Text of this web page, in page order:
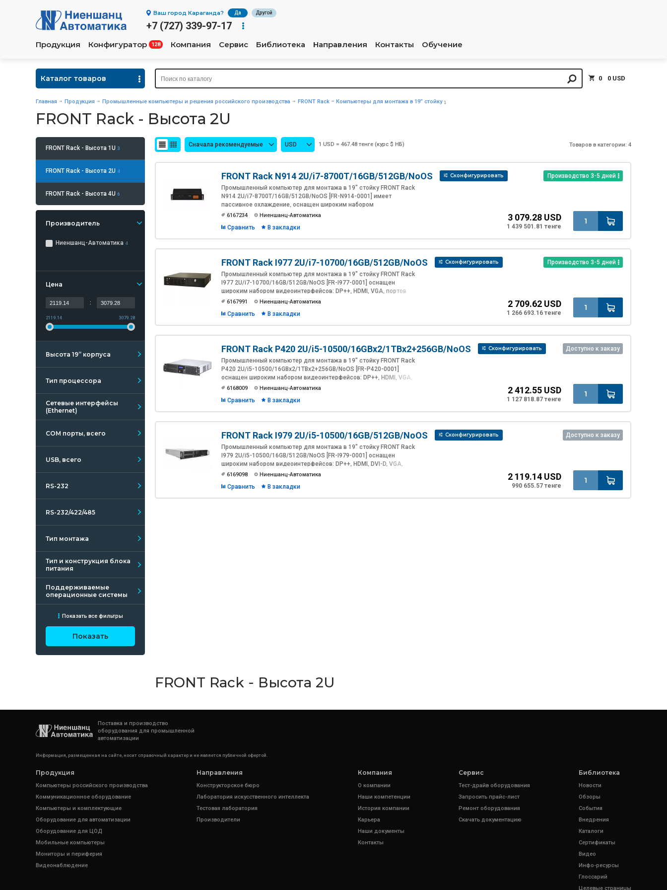
Ваш город Караганда? Да Другой
+7 (727) 339-97-17
Продукция Конфигуратор 128 Компания Сервис Библиотека Направления Контакты Обучение
Каталог товаров 0 0 USD
Главная Продукция Промышленные компьютеры и решения российского производства FRONT Rack – Компьютеры для монтажа в 19” стойку
FRONT Rack - Высота 2U
FRONT Rack - Высота 1U 3
FRONT Rack - Высота 2U 4
FRONT Rack - Высота 4U 6
Производитель
Ниеншанц-Автоматика 4
Цена
:
2119.14 3079.28
Высота 19” корпуса
Тип процессора
Сетевые интерфейсы
(Ethernet)
COM порты, всего
USB, всего
RS-232
RS-232/422/485
Тип монтажа
Тип и конструкция блока
питания
Поддерживаемые
операционные системы
Показать все фильтры
Показать
Сначала рекомендуемые USD 1 USD = 467.48 тенге (курс $ НБ) Товаров в категории: 4
Производство 3-5 дней
FRONT Rack N914 2U/i7-8700T/16GB/512GB/NoOS Сконфигурировать
Промышленный компьютер для монтажа в 19" стойку FRONT Rack
N914 2U/i7-8700T/16GB/512GB/NoOS [FR-N914-0001] имеет
пассивное охлаждение, оснащен широким набором
видеоинтерфейсов: HDMI, DVI-D, VGA и портов ввода/вывода: LAN,
доступ к накопителям, работа от -20°C.
6167234 Ниеншанц-Автоматика
Сравнить В закладки
3 079.28 USD
1 439 501.81 тенге
Производство 3-5 дней
FRONT Rack I977 2U/i7-10700/16GB/512GB/NoOS Сконфигурировать
Промышленный компьютер для монтажа в 19" стойку FRONT Rack
I977 2U/i7-10700/16GB/512GB/NoOS [FR-I977-0001] оснащен
широким набором видеоинтерфейсов: DP++, HDMI, VGA, портов
ввода/вывода: LAN, COM, USB, PS/2, Audio и слотов под
замком, обеспечивает внешний доступ к накопителям и
элементам управления.
6167991 Ниеншанц-Автоматика
Сравнить В закладки
2 709.62 USD
1 266 693.16 тенге
Доступно к заказу
FRONT Rack P420 2U/i5-10500/16GBx2/1TBx2+256GB/NoOS Сконфигурировать
Промышленный компьютер для монтажа в 19" стойку FRONT Rack
P420 2U/i5-10500/16GBx2/1TBx2+256GB/NoOS [FR-P420-0001]
оснащен широким набором видеоинтерфейсов: DP++, HDMI, VGA,
портов ввода/вывода: LAN, COM, USB, PS/2, Audio и слотов под
дисплей показывает температуру и время работы системы.
6168009 Ниеншанц-Автоматика
Сравнить В закладки
2 412.55 USD
1 127 818.87 тенге
Доступно к заказу
FRONT Rack I979 2U/i5-10500/16GB/512GB/NoOS Сконфигурировать
Промышленный компьютер для монтажа в 19" стойку FRONT Rack
I979 2U/i5-10500/16GB/512GB/NoOS [FR-I979-0001] оснащен
широким набором видеоинтерфейсов: DP++, HDMI, DVI-D, VGA,
портов ввода/вывода: LAN, COM, USB, Audio и слотов под
панель для лучшего охлаждения.
6169098 Ниеншанц-Автоматика
Сравнить В закладки
2 119.14 USD
990 655.57 тенге
FRONT Rack - Высота 2U
Поставка и производство
оборудования для промышленной
автоматизации
Информация, размещенная на сайте, носит справочный характер и не является публичной офертой.
Продукция
Компьютеры российского производства
Коммуникационное оборудование
Компьютеры и комплектующие
Оборудование для автоматизации
Оборудование для ЦОД
Мобильные компьютеры
Мониторы и периферия
Видеонаблюдение
Направления
Конструкторское бюро
Лаборатория искусственного интеллекта
Тестовая лаборатория
Производители
Компания
О компании
Наши компетенции
История компании
Карьера
Наши документы
Контакты
Сервис
Тест-драйв оборудования
Запросить прайс-лист
Ремонт оборудования
Скачать документацию
Библиотека
Новости
Обзоры
События
Внедрения
Каталоги
Сертификаты
Видео
Инфо-ресурсы
Глоссарий
Целевые страницы